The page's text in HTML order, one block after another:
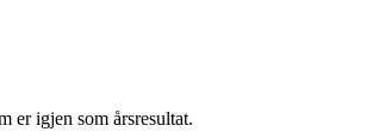
er igjen som årsresultat.